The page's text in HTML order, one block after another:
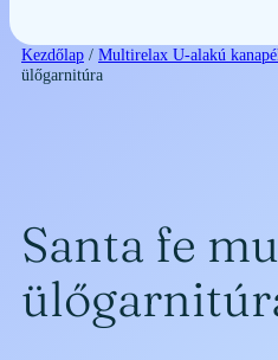
Kezdőlap / Multirelax U-alakú
ülőgarnitúra
Santa fe